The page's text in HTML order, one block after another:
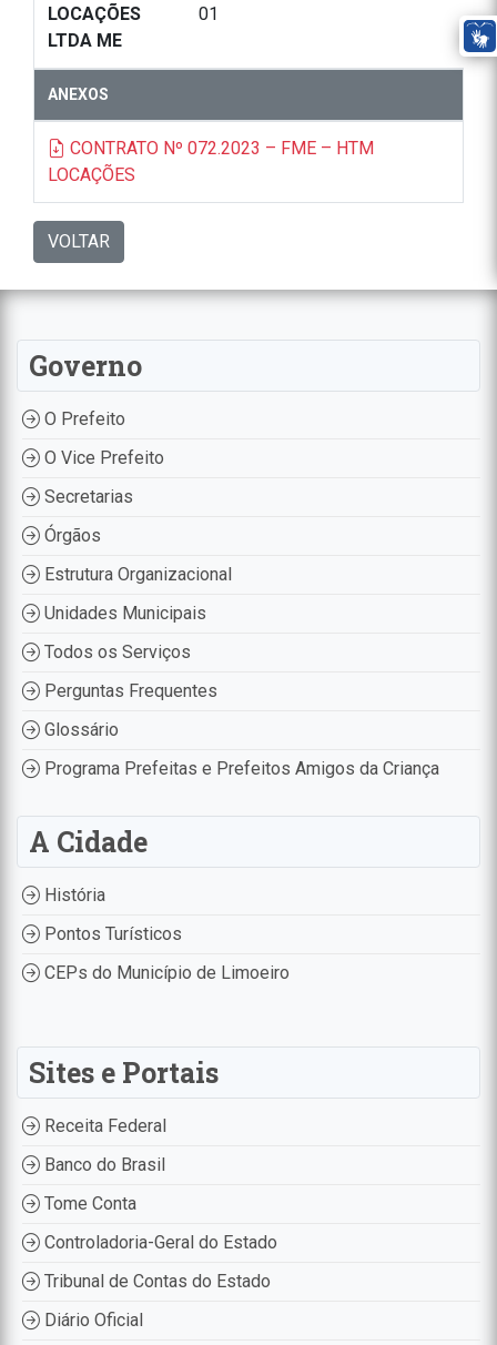
LOCAÇÕES
LTDA ME
01
ANEXOS
CONTRATO Nº 072.2023 – FME – HTM
LOCAÇÕES
VOLTAR
Governo
O Prefeito
O Vice Prefeito
Secretarias
Órgãos
Estrutura Organizacional
Unidades Municipais
Todos os Serviços
Perguntas Frequentes
Glossário
Programa Prefeitas e Prefeitos Amigos da Criança
A Cidade
História
Pontos Turísticos
CEPs do Município de Limoeiro
Sites e Portais
Receita Federal
Banco do Brasil
Tome Conta
Controladoria-Geral do Estado
Tribunal de Contas do Estado
Diário Oficial